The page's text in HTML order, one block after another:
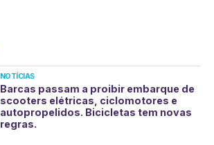
NOTÍCIAS
Barcas passam a proibir embarque de
scooters elétricas, ciclomotores e
autopropelidos. Bicicletas tem novas
regras.